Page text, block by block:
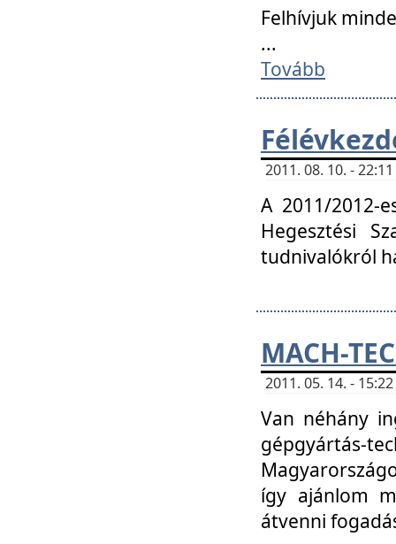
Felhívjuk
...
Tovább
2011. 08. 10. -
A 2011/2012-
Hegesztési
tudnivalókról
MACH-
2011. 05. 14. -
Van néhány
gépgyártás-
így ajánlom
átvenni